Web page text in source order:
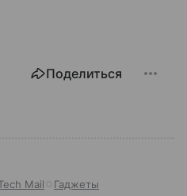
Поделиться
Mail Гаджеты